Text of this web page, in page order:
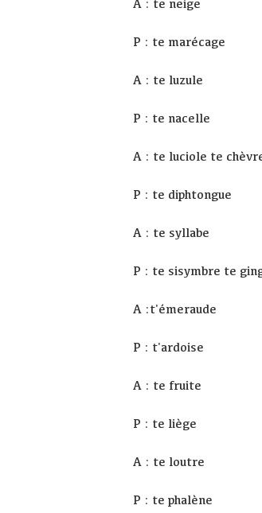
A : te neige
P : te marécage
A : te luzule
P : te nacelle
A : te luciole te
P : te diphtongue
A : te syllabe
P : te sisymbre te
A :t'émeraude
P : t'ardoise
A : te fruite
P : te liège
A : te loutre
P : te phalène